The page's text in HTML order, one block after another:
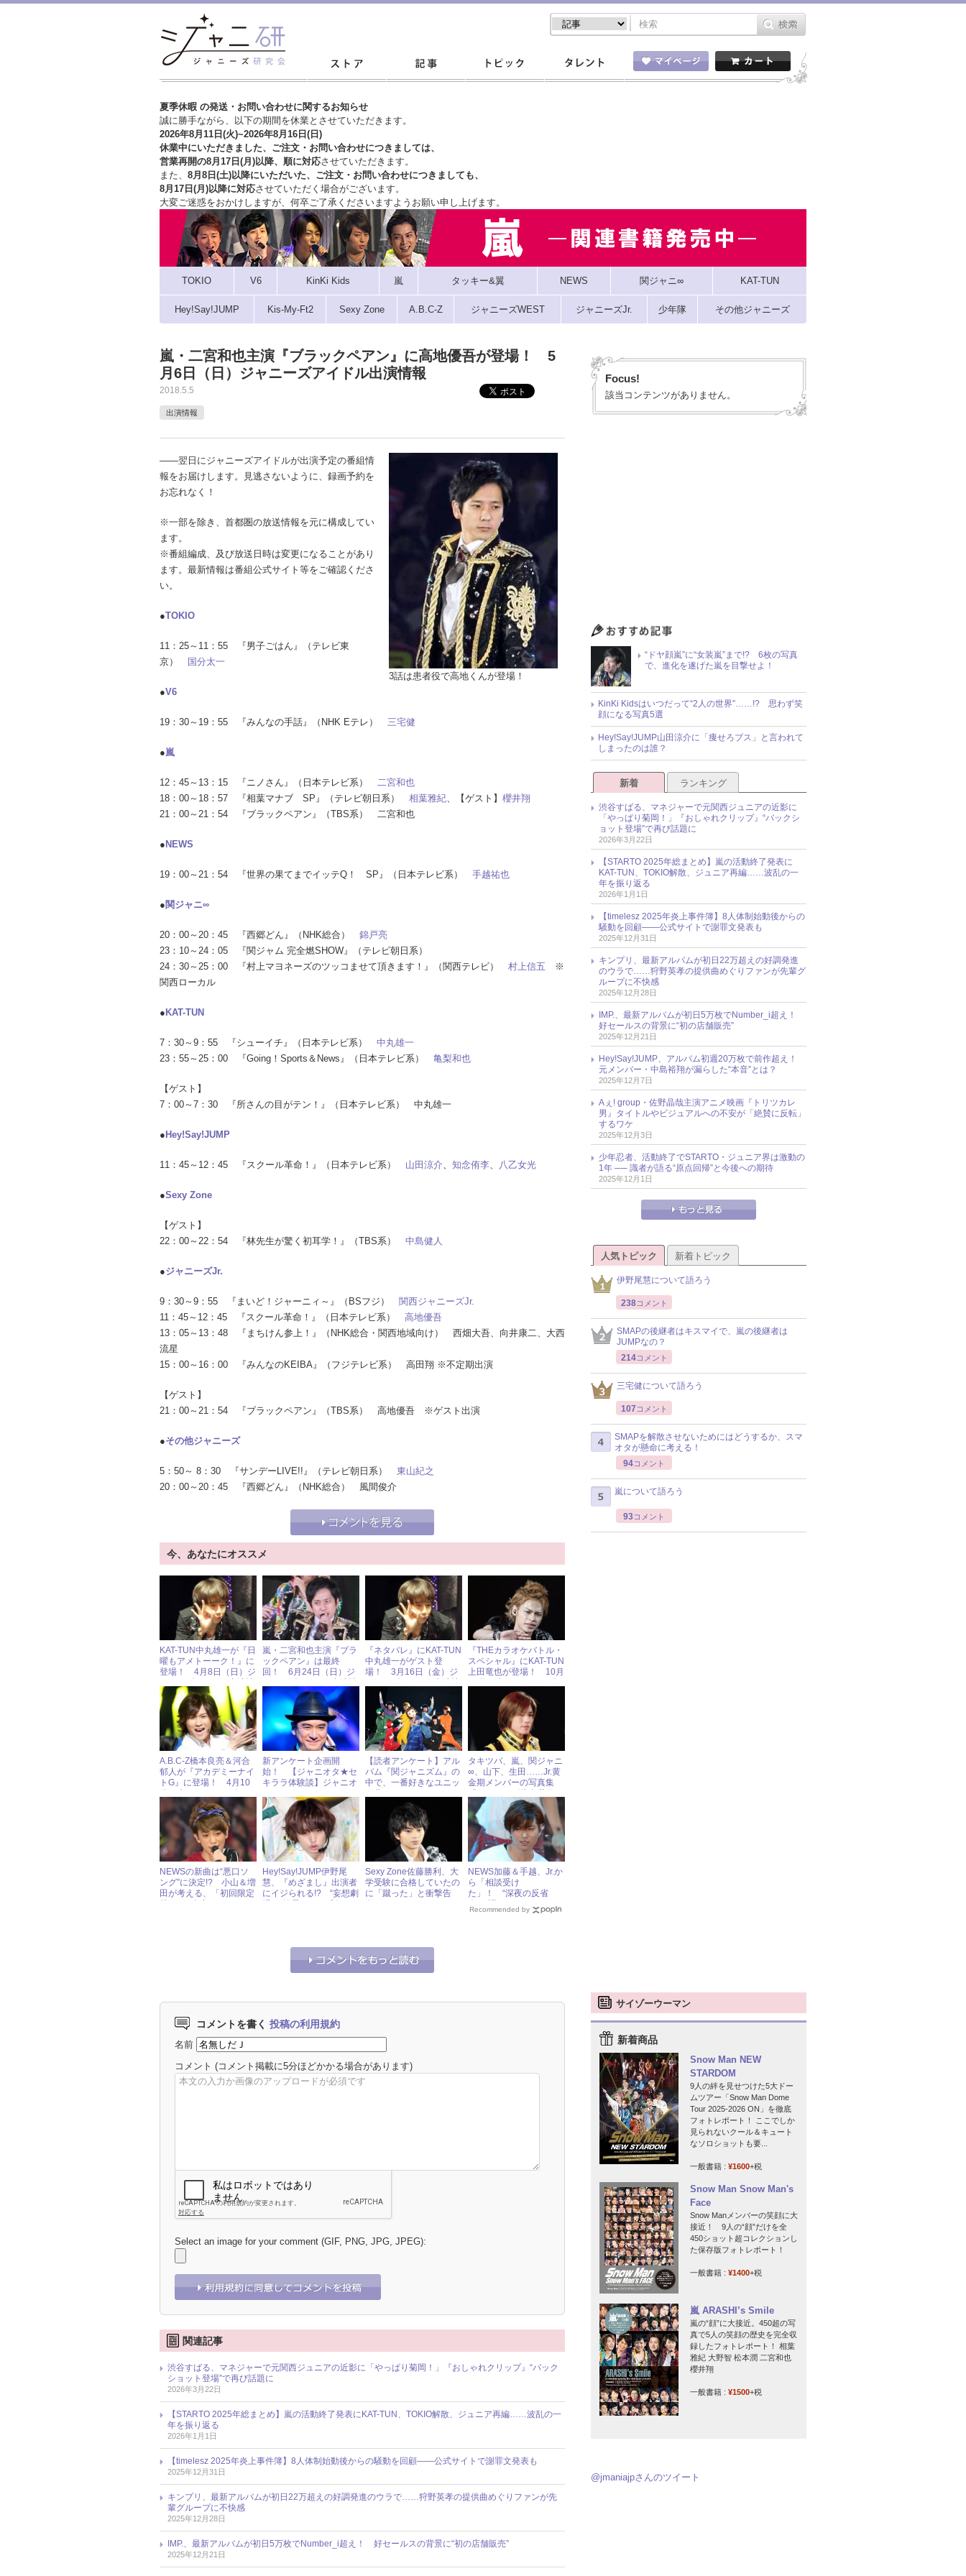
夏季休暇 の発送・お問い合わせに関するお知らせ
誠に勝手ながら、以下の期間を休業とさせていただきます。
2026年8月11日(火)~2026年8月16日(日)
休業中にいただきました、ご注文・お問い合わせにつきましては、
営業再開の8月17日(月)以降、順に対応させていただきます。
また、 8月8日(土)以降にいただいた、ご注文・ お問い合わせにつきましても、
8月17日(月)以降に対応させていただく場合がございます。
大変ご迷惑をおかけしますが、 何卒ご了承くださいますようお願い申し上げます。
TOKIO V6 KinKi Kids 嵐 タッキー&翼 NEWS 関ジャニ∞ KAT-TUN
Hey!Say!JUMP Kis-My-Ft2 Sexy Zone A.B.C-Z ジャニーズWEST ジャニーズJr. 少年隊 その他ジャニーズ
嵐・二宮和也主演『ブラックペアン』に高地優吾が登場！ 5
月6日（日）ジャニーズアイドル出演情報
2018.5.5
出演情報
3話は患者役で高地くんが登場！
――翌日にジャニーズアイドルが出演予定の番組情
報をお届けします。見逃さないように、録画予約を
お忘れなく！
※一部を除き、首都圏の放送情報を元に構成してい
ます。
※番組編成、及び放送日時は変更になることがあり
ます。最新情報は番組公式サイト等をご確認くださ
い。
●TOKIO
11：25～11：55 『男子ごはん』（テレビ東
京）
国分太一
●V6
19：30～19：55 『みんなの手話』（NHK Eテレ） 三宅健
●嵐
12：45～13：15 『ニノさん』（日本テレビ系） 二宮和也
18：00～18：57 『相葉マナブ SP』（テレビ朝日系） 相葉雅紀、【ゲスト】 櫻井翔
21：00～21：54 『ブラックペアン』（TBS系） 二宮和也
● NEWS
19：00～21：54 『世界の果てまでイッテQ！ SP』（日本テレビ系） 手越祐也
● 関ジャニ∞
20：00～20：45 『西郷どん』（NHK総合） 錦戸亮
23：10～24：05 『関ジャム 完全燃SHOW』（テレビ朝日系）
24：30～25：00 『村上マヨネーズのツッコませて頂きます！』（関西テレビ） 村上信五 ※
関西ローカル
● KAT-TUN
7：30～9：55 『シューイチ』（日本テレビ系） 中丸雄一
23：55～25：00 『Going！Sports＆News』（日本テレビ系） 亀梨和也
【ゲスト】
7：00～7：30 『所さんの目がテン！』（日本テレビ系） 中丸雄一
● Hey!Say!JUMP
11：45～12：45 『スクール革命！』（日本テレビ系） 山田涼介、 知念侑李、 八乙女光
●Sexy Zone
【ゲスト】
22：00～22：54 『林先生が驚く初耳学！』（TBS系） 中島健人
●ジャニーズJr.
9：30～9：55 『まいど！ジャーニィ～』（BSフジ） 関西ジャニーズJr.
11：45～12：45 『スクール革命！』（日本テレビ系） 高地優吾
13：05～13：48 『まちけん参上！』（NHK総合・関西地域向け） 西畑大吾、向井康二、大西
流星
15：00～16：00 『みんなのKEIBA』（フジテレビ系） 高田翔 ※不定期出演
【ゲスト】
21：00～21：54 『ブラックペアン』（TBS系） 高地優吾 ※ゲスト出演
●その他ジャニーズ
5：50～ 8：30 『サンデーLIVE!!』（テレビ朝日系） 東山紀之
20：00～20：45 『西郷どん』（NHK総合） 風間俊介
今、あなたにオススメ
KAT-TUN中丸雄一が『日
曜もアメトーーク！』に
登場！ 4月8日（日）ジ
報
嵐・二宮和也主演『ブラ
ックペアン』は最終
回！ 6月24日（日）ジ
報
『ネタパレ』にKAT-TUN
中丸雄一がゲスト登
場！ 3月16日（金）ジ
『THEカラオケバトル・
スペシャル』にKAT-TUN
上田竜也が登場！ 10月
イドル出演情報
A.B.C-Z橋本良亮＆河合
郁人が『アカデミーナイ
トG』に登場！ 4月10
ドル出演情報
新アンケート企画開
始！ 【ジャニオタ★セ
キララ体験談】ジャニオ
【読者アンケート】アル
バム『関ジャニズム』の
中で、一番好きなユニッ
タキツバ、嵐、関ジャニ
∞、山下、生田……Jr.黄
金期メンバーの写真集
をチラ見せ
NEWSの新曲は“悪口ソ
ング”に決定!? 小山＆増
田が考える、「初回限定
Hey!Say!JUMP伊野尾
慧、『めざまし』出演者
にイジられる!? “妄想劇
Sexy Zone佐藤勝利、大
学受験に合格していたの
に「蹴った」と衝撃告
NEWS加藤＆手越、Jr.か
ら「相談受け
た」！ “深夜の反省
は？
Recommended by
コメントを書く 投稿の利用規約
名前
コメント (コメント掲載に5分ほどかかる場合があります)
Select an image for your comment (GIF, PNG, JPG, JPEG):
関連記事
渋谷すばる、マネジャーで元関西ジュニアの近影に「やっぱり菊岡！」『おしゃれクリップ』“バック
ショット登場”で再び話題に
2026年3月22日
【STARTO 2025年総まとめ】嵐の活動終了発表にKAT-TUN、TOKIO解散、ジュニア再編……波乱の一
年を振り返る
2026年1月1日
【timelesz 2025年炎上事件簿】8人体制始動後からの騒動を回顧――公式サイトで謝罪文発表も
2025年12月31日
キンプリ、最新アルバムが初日22万超えの好調発進のウラで……狩野英孝の提供曲めぐりファンが先
輩グループに不快感
2025年12月28日
IMP.、最新アルバムが初日5万枚でNumber_i超え！ 好セールスの背景に“初の店舗販売”
2025年12月21日
Focus!
該当コンテンツがありません。
“ドヤ顔嵐”に“女装嵐”まで!? 6枚の写真
で、進化を遂げた嵐を目撃せよ！
KinKi Kidsはいつだって“2人の世界”……!? 思わず笑
顔になる写真5選
Hey!Say!JUMP山田涼介に「痩せろブス」と言われて
しまったのは誰？
新着 ランキング
渋谷すばる、マネジャーで元関西ジュニアの近影に
「やっぱり菊岡！」『おしゃれクリップ』“バックシ
ョット登場”で再び話題に
2026年3月22日
【STARTO 2025年総まとめ】嵐の活動終了発表に
KAT-TUN、TOKIO解散、ジュニア再編……波乱の一
年を振り返る
2026年1月1日
【timelesz 2025年炎上事件簿】8人体制始動後からの
騒動を回顧――公式サイトで謝罪文発表も
2025年12月31日
キンプリ、最新アルバムが初日22万超えの好調発進
のウラで……狩野英孝の提供曲めぐりファンが先輩グ
ループに不快感
2025年12月28日
IMP.、最新アルバムが初日5万枚でNumber_i超え！
好セールスの背景に“初の店舗販売”
2025年12月21日
Hey!Say!JUMP、アルバム初週20万枚で前作超え！
元メンバー・中島裕翔が漏らした“本音”とは？
2025年12月7日
Aぇ! group・佐野晶哉主演アニメ映画『トリツカレ
男』タイトルやビジュアルへの不安が「絶賛に反転」
するワケ
2025年12月3日
少年忍者、活動終了でSTARTO・ジュニア界は激動の
1年 ── 識者が語る“原点回帰”と今後への期待
2025年12月1日
人気トピック 新着トピック
伊野尾慧について語ろう
238コメント
SMAPの後継者はキスマイで、嵐の後継者は
JUMPなの？
214コメント
三宅健について語ろう
107 コメント
SMAPを解散させないためにはどうするか、スマ
オタが懸命に考える！
94コメント
嵐について語ろう
93コメント
サイゾーウーマン
新着商品
Snow Man NEW
STARDOM
9人の絆を見せつけた5大ドー
ムツアー「Snow Man Dome
Tour 2025-2026 ON」を徹底
フォトレポート！ ここでしか
見られないクール＆キュート
なソロショットも要...
一般書籍 : ¥1600+税
Snow Man Snow Man's
Face
Snow Manメンバーの笑顔に大
接近！ 9人の“顔”だけを全
450ショット超コレクションし
た保存版フォトレポート！
一般書籍 : ¥1400+税
嵐 ARASHI’s Smile
嵐の“顔”に大接近。450超の写
真で5人の笑顔の歴史を完全収
録したフォトレポート！ 相葉
雅紀 大野智 松本潤 二宮和也
櫻井翔
一般書籍 : ¥1500+税
@jmaniajpさんのツイート